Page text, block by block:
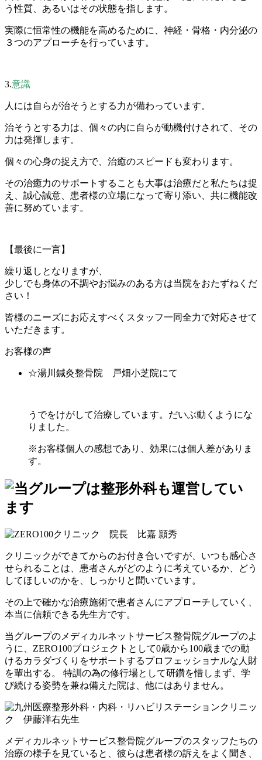
う性質、あるいはその状態を指します。
実際に恒常性の機能を高めるために、神経・骨格・内分泌の
３つのアプローチを行っています。
3.意識
人には自らが治そうとする力が備わっています。
治そうとする力は、個々の内に自らが動機付けされて、その
力は発揮します。
個々の心身の捉え方で、治癒のスピードも変わります。
その治癒力のサポートすることも大事は治療だと私たちは捉
え、誠心誠意、患者様の立場になって寄り添い、共に機能改
善に努めています。
【最後に一言】
繰り返しとなりますが、
少しでも身体の不調やお悩みのある方は当院をおたずねくだ
さい！
皆様のニーズにお応えすべくスタッフ一同全力で対応させて
いただきます。
お客様の声
☆湯川鍼灸整骨院 戸畑小芝院にて
うでをけがして治療しています。だいぶ動くようにな
りました。
※お客様個人の感想であり、効果には個人差がありま
す。
クリニックができてからのお付き合いですが、いつも感心さ
せられることは、患者さんがどのように考えているか、どう
してほしいのかを、しっかりと聞いています。
その上で確かな治療施術で患者さんにアプローチしていく、
本当に信頼できる先生方です。
当グループのメディカルネットサービス整骨院グループのよ
うに、ZERO100プロジェクトとして0歳から100歳までの動
けるカラダづくりをサポートするプロフェッショナルな人財
を輩出する。 特訓の為の修行場として研鑽を惜しまず、学
び続ける姿勢を兼ね備えた院は、他にはありません。
メディカルネットサービス整骨院グループのスタッフたちの
治療の様子を見ていると、彼らは患者様の訴えをよく聞き、